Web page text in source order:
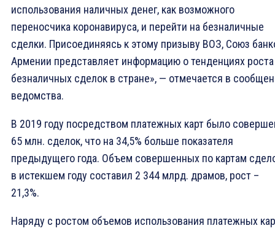
использования наличных денег, как возможного
переносчика коронавируса, и перейти на безналичные
сделки. Присоединяясь к этому призыву ВОЗ, Союз
Армении представляет информацию о тенденциях роста
безналичных сделок в стране», — отмечается в
ведомства.
В 2019 году посредством платежных карт было
65 млн. сделок, что на 34,5% больше показателя
предыдущего года. Объем совершенных по картам
в истекшем году составил 2 344 млрд. драмов, рост –
21,3%.
Наряду с ростом объемов использования платежных